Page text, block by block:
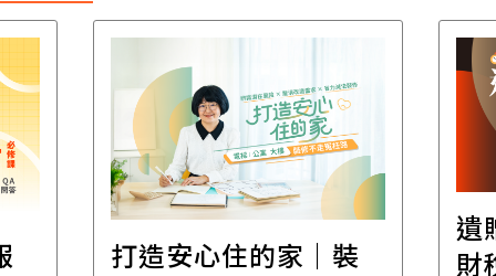
打造安心住的家｜裝
遺
財